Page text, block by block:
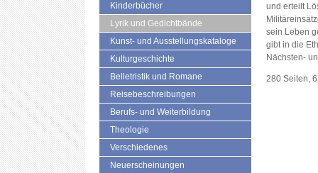
Kinderbücher
Lyrik und Gedichtbände
Kunst- und Ausstellungskataloge
Kulturgeschichte
Belletristik und Romane
Reisebeschreibungen
Berufs- und Weiterbildung
Theologie
Verschiedenes
Neuerscheinungen
und erteilt
sein Leben
gibt in die
Nächsten-
280 Seiten,